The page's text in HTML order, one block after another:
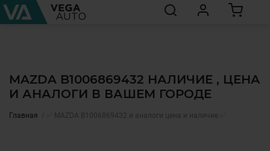
MAZDA B1006869432 НАЛИЧИЕ , ЦЕНА
И АНАЛОГИ В ВАШЕМ ГОРОДЕ
Главная ✅ MAZDA B1006869432 и аналоги цена и наличие ✅